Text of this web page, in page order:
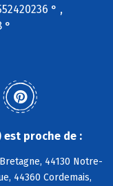
° ,
°
est proche de :
44130 Notre-
44360 Cordemais,